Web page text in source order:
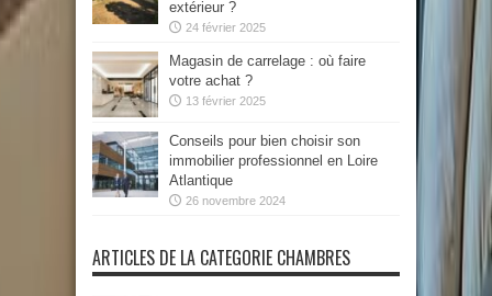
extérieur ?
24 février 2025
Magasin de carrelage : où faire
votre achat ?
13 février 2025
Conseils pour bien choisir son
immobilier professionnel en Loire
Atlantique
26 novembre 2024
ARTICLES DE LA CATEGORIE CHAMBRES